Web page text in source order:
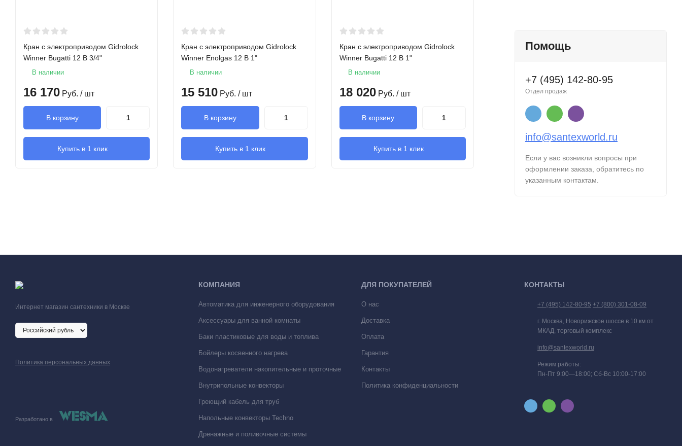
Ток потребления в момент открытия/закрытия не более 0.25 А
Кран с электроприводом Gidrolock
Winner Bugatti 12 В 3/4"
В наличии
16 170 Руб. / шт
В корзину
Купить в 1 клик
Кран с электроприводом Gidrolock
Winner Enolgas 12 В 1"
В наличии
15 510 Руб. / шт
В корзину
Купить в 1 клик
Кран с электроприводом Gidrolock
Winner Bugatti 12 В 1"
В наличии
18 020 Руб. / шт
В корзину
Купить в 1 клик
Кран с электроприводом Gidrolock
7 350 Руб. / шт
В корзину
Помощь
+7 (495) 142-80-95
Отдел продаж
info@santexworld.ru
Если у вас возникли вопросы при
оформлении заказа, обратитесь по
указанным контактам.
Интернет магазин сантехники в Москве
Политика персональных данных
Разработано в
КОМПАНИЯ
Автоматика для инженерного оборудования
Аксессуары для ванной комнаты
Баки пластиковые для воды и топлива
Бойлеры косвенного нагрева
Водонагреватели накопительные и проточные
Внутрипольные конвекторы
Греющий кабель для труб
Напольные конвекторы Techno
Дренажные и поливочные системы
ДЛЯ ПОКУПАТЕЛЕЙ
О нас
Доставка
Оплата
Гарантия
Контакты
Политика конфиденциальности
КОНТАКТЫ
+7 (495) 142-80-95 +7 (800) 301-08-09
г. Москва, Новорижское шоссе в 10 км от
МКАД, торговый комплекс
info@santexworld.ru
Режим работы:
Пн-Пт 9:00—18:00; Сб-Вс 10:00-17:00